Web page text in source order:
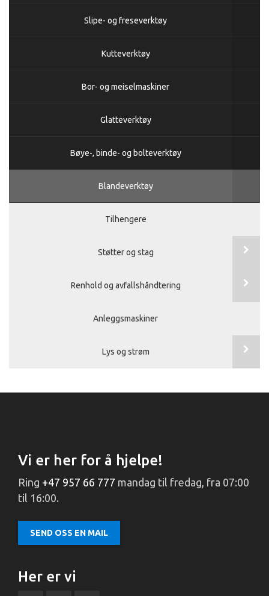
Slipe- og freseverktøy
Kutteverktøy
Bor- og meiselmaskiner
Glatteverktøy
Bøye-, binde- og bolteverktøy
Blandeverktøy
Tilhengere
Støtter og stag
Renhold og avfallshåndtering
Anleggsmaskiner
Lys og strøm
Vi er her for å hjelpe!
Ring +47 957 66 777 mandag til fredag, fra 07:00
til 16:00.
SEND OSS EN MAIL
Her er vi